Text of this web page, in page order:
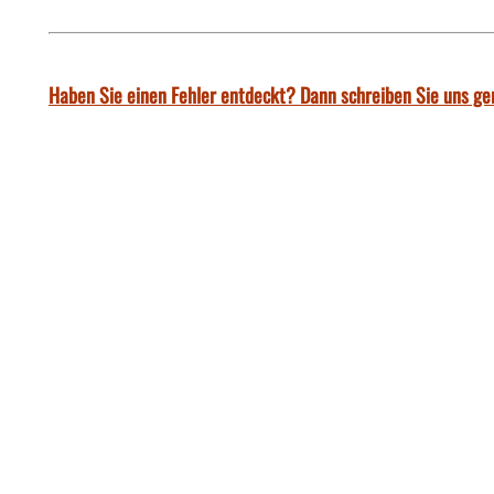
Haben Sie einen Fehler entdeckt? Dann schreiben Sie uns